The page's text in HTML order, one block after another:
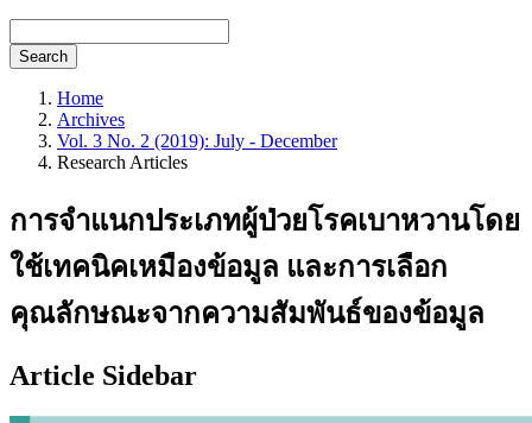
Search
Home
Archives
Vol. 3 No. 2 (2019): July - December
Research Articles
การจำแนกประเภทผู้ป่วยโรคเบาหวานโดย
ใช้เทคนิคเหมืองข้อมูล และการเลือก
คุณลักษณะจากความสัมพันธ์ของข้อมูล
Article Sidebar